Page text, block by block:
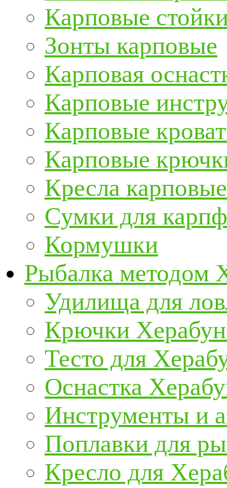
Карповые
Зонты карповые
Карповая
Карповые
Карповые
Карповые
Кресла карповые
Сумки для
Кормушки
Рыбалка методом
Удилища для
Крючки
Тесто для
Оснастка
Инструменты и
Поплавки для
Кресло для